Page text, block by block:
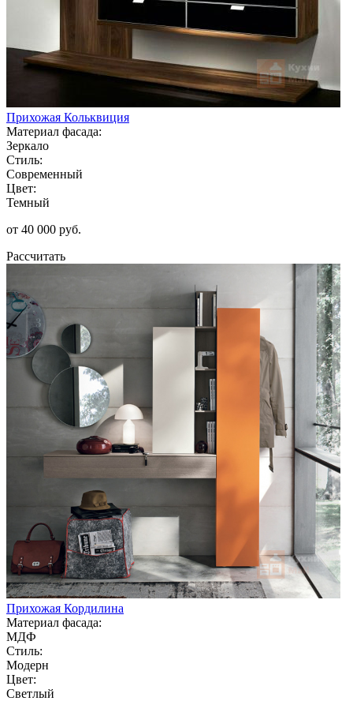
Прихожая Кольквиция
Материал фасада:
Зеркало
Стиль:
Современный
Цвет:
Темный
от 40 000 руб.
Рассчитать
Прихожая Кордилина
Материал фасада:
МДФ
Стиль:
Модерн
Цвет:
Светлый